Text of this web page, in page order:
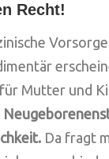
Recht!
Mutter und
Da fragt